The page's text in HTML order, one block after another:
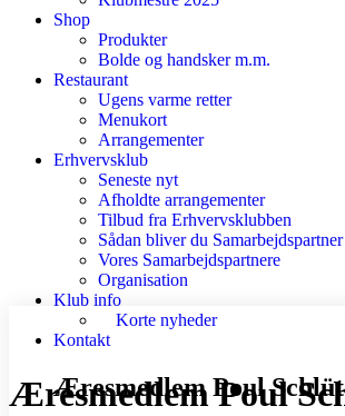
Shop
Produkter
Bolde og handsker m.m.
Restaurant
Ugens varme retter
Menukort
Arrangementer
Erhvervsklub
Seneste nyt
Afholdte arrangementer
Tilbud fra Erhvervsklubben
Sådan bliver du Samarbejdspartner
Vores Samarbejdspartnere
Organisation
Klub info
Korte nyheder
Kontakt
Æresmedlem Poul
Æresmedlem Poul